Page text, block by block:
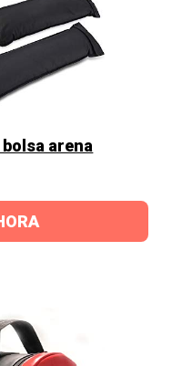
arena